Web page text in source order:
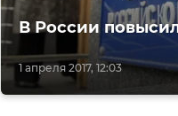
1 апреля 2017, 12:03
В России